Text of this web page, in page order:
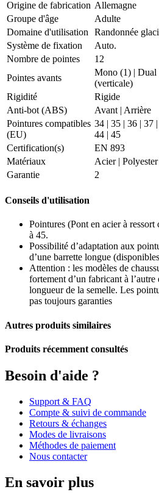
Origine de fabrication Allemagne
Groupe d'âge
Adulte
Domaine d'utilisation
Randonnée
Système de fixation
Auto.
Nombre de pointes
12
Pointes avants
Mono (1) | Dual
(verticale)
Rigidité
Rigide
Anti-bot (ABS)
Avant | Arrière
Pointures compatibles
(EU)
34 | 35 | 36 | 37 |
44 | 45
Certification(s)
EN 893
Matériaux
Acier |
Garantie
2
Conseils d'utilisation
Pointures (Pont en acier à
à 45.
Possibilité d’adaptation aux
d’une barrette longue
Attention : les modèles de
fortement d’un fabricant à
longueur de la semelle. Les
pas toujours garanties
Autres produits similaires
Produits récemment consultés
Besoin d'aide ?
Support & FAQ
Compte & suivi de commande
Retours & échanges
Modes de livraisons
Méthodes de paiement
Nous contacter
En savoir plus